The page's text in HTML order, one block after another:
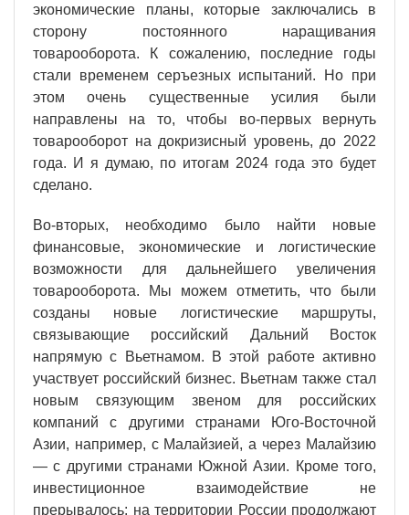
экономические планы, которые заключались в
сторону постоянного наращивания
товарооборота. К сожалению, последние годы
стали временем серъезных испытаний. Но при
этом очень существенные усилия были
направлены на то, чтобы во-первых вернуть
товарооборот на докризисный уровень, до 2022
года. И я думаю, по итогам 2024 года это будет
сделано.
Во-вторых, необходимо было найти новые
финансовые, экономические и логистические
возможности для дальнейшего увеличения
товарооборота. Мы можем отметить, что были
созданы новые логистические маршруты,
связывающие российский Дальний Восток
напрямую с Вьетнамом. В этой работе активно
участвует российский бизнес. Вьетнам также стал
новым связующим звеном для российских
компаний с другими странами Юго-Восточной
Азии, например, с Малайзией, а через Малайзию
— с другими странами Южной Азии. Кроме того,
инвестиционное взаимодействие не
прерывалось: на территории России продолжают